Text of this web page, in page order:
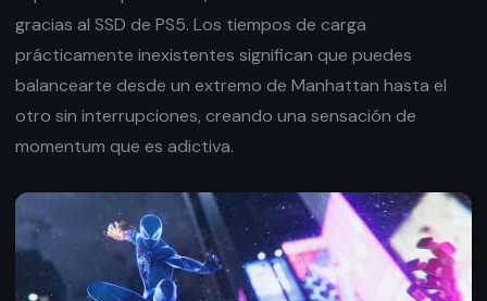
gracias al SSD de PS5. Los tiempos de carga
prácticamente inexistentes significan que puedes
balancearte desde un extremo de Manhattan hasta el
otro sin interrupciones, creando una sensación de
momentum que es adictiva.